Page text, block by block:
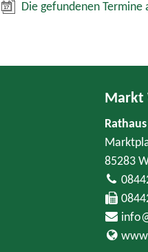
Die gefundenen
Markt
Rathaus
85283